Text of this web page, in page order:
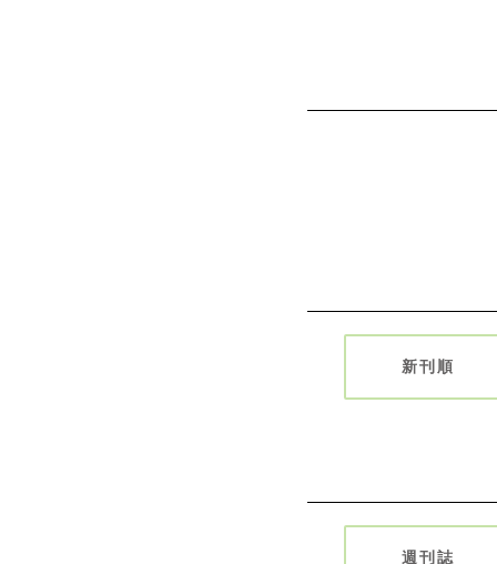
新刊順
週刊誌